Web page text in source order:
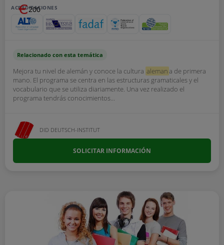
200
ACREDITACIONES
Relacionado con esta temática
Mejora tu nivel de alemán y conoce la cultura alemana de primera
mano. El programa se centra en las estructuras gramaticales y el
vocabulario que se utiliza diariamente. Una vez realizado el
programa tendrás conocimientos...
DID DEUTSCH-INSTITUT
SOLICITAR INFORMACIÓN